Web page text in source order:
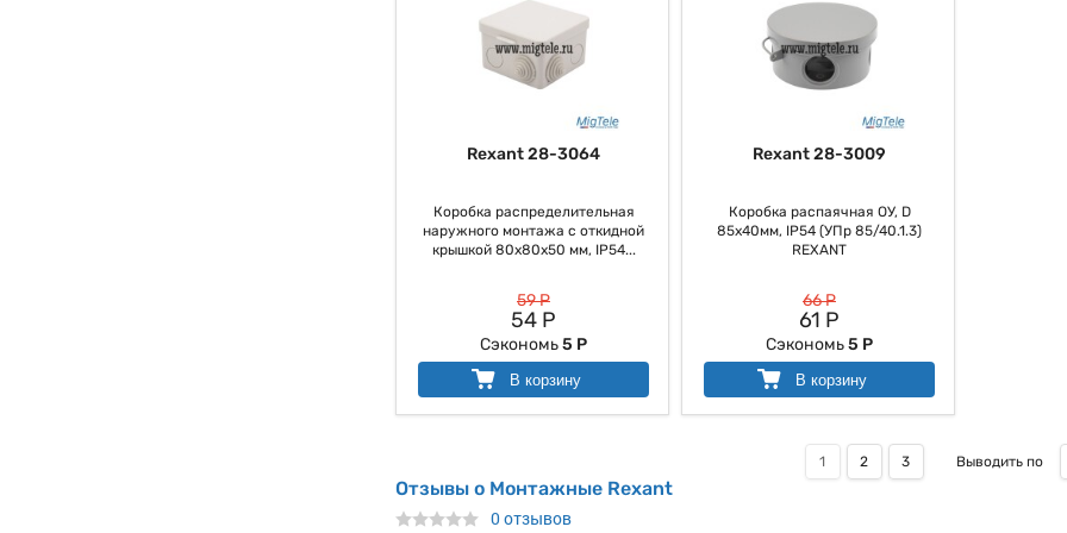
Rexant 28-3064
Коробка распределительная
наружного монтажа с откидной
крышкой 80х80х50 мм, IP54...
59 Р
54 Р
Сэкономь5 Р
В корзину
Rexant 28-3009
Коробка распаячная ОУ, D
85х40мм, IP54 (УПр 85/40.1.3)
REXANT
66 Р
61 Р
Сэкономь5 Р
В корзину
1 2 3 Выводить по
Отзывы о Монтажные Rexant
0 отзывов